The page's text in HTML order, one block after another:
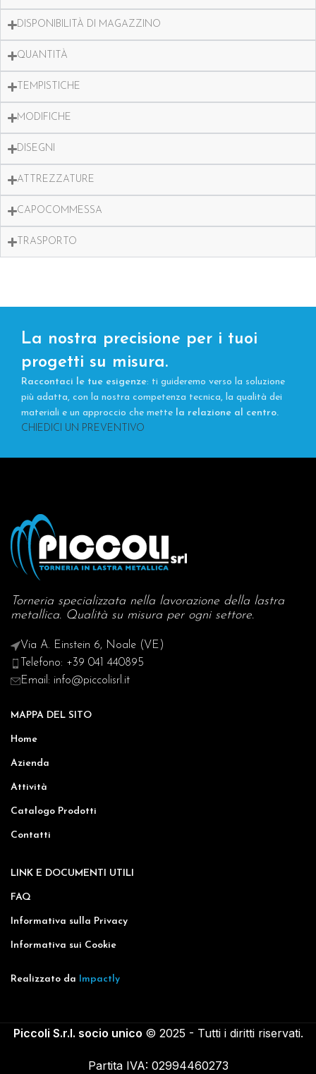
DISPONIBILITÀ DI MAGAZZINO
QUANTITÀ
TEMPISTICHE
MODIFICHE
DISEGNI
ATTREZZATURE
CAPOCOMMESSA
TRASPORTO
La nostra precisione per i tuoi
progetti su misura.
Raccontaci le tue esigenze: ti guideremo verso la soluzione
più adatta, con la nostra competenza tecnica, la qualità dei
materiali e un approccio che mette la relazione al centro.
CHIEDICI UN PREVENTIVO
Torneria specializzata nella lavorazione della lastra
metallica. Qualità su misura per ogni settore.
Via A. Einstein 6, Noale (VE)
Telefono: +39 041 440895
Email: info@piccolisrl.it
MAPPA DEL SITO
Home
Azienda
Attività
Catalogo Prodotti
Contatti
LINK E DOCUMENTI UTILI
FAQ
Informativa sulla Privacy
Informativa sui Cookie
Realizzato da Impactly
Piccoli S.r.l. socio unico © 2025 - Tutti i diritti riservati.
Partita IVA: 02994460273